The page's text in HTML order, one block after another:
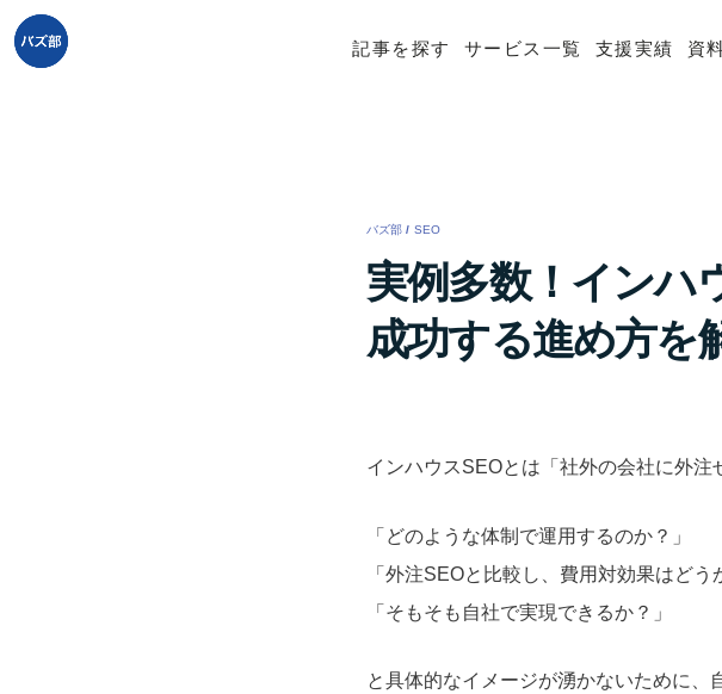
記事を探す サービス一覧 支援実績 資
バズ部 / SEO
実例多数！インハ
成功する進め方を
インハウスSEOとは「社外の会社に外注
「どのような体制で運用するのか？」
「外注SEOと比較し、費用対効果はどう
「そもそも自社で実現できるか？」
と具体的なイメージが湧かないために